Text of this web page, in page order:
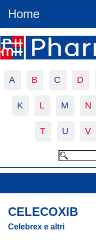
Home
A B C D
K L M N
T U V
Celecoxib
CELECOXIB
Celebrex e altri